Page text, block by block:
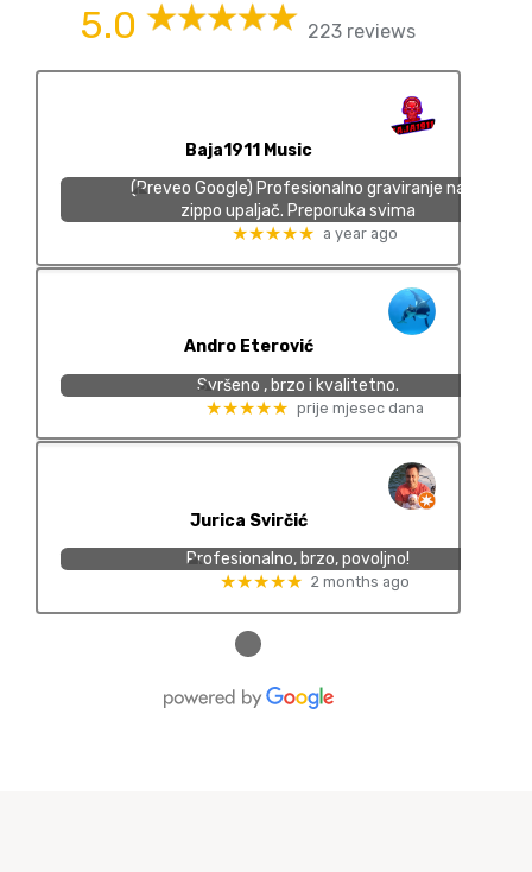
5.0 223 reviews
Baja1911 Music
(Preveo Google) Profesionalno graviranje na
zippo upaljač. Preporuka svima
★★★★★ a year ago
Andro Eterović
Svršeno , brzo i kvalitetno.
★★★★★ prije mjesec dana
Jurica Svirčić
Profesionalno, brzo, povoljno!
★★★★★ 2 months ago
●